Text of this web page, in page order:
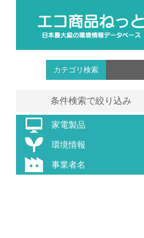
カテゴリ検索
条件検索で絞り込み
家電製品
環境情報
事業者名